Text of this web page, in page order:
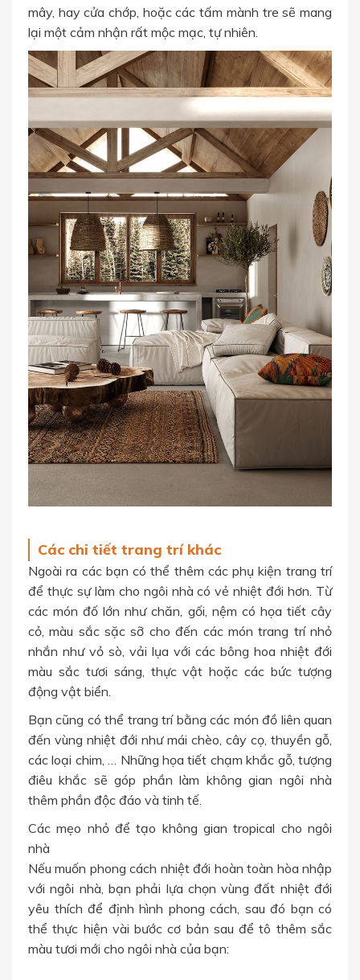
mây, hay cửa chớp, hoặc các tấm mành tre sẽ mang
lại một cảm nhận rất mộc mạc, tự nhiên.
Các chi tiết trang trí khác
Ngoài ra các bạn có thể thêm các phụ kiện trang trí
để thực sự làm cho ngôi nhà có vẻ nhiệt đới hơn. Từ
các món đố lớn như chăn, gối, nệm có họa tiết cây
cỏ, màu sắc sặc sỡ cho đến các món trang trí nhỏ
nhắn như vỏ sò, vải lụa với các bông hoa nhiệt đới
màu sắc tươi sáng, thực vật hoặc các bức tượng
động vật biển.
Bạn cũng có thể trang trí bằng các món đồ liên quan
đến vùng nhiệt đới như mái chèo, cây cọ, thuyền gỗ,
các loại chim, … Những họa tiết chạm khắc gỗ, tượng
điêu khắc sẽ góp phần làm không gian ngôi nhà
thêm phần độc đáo và tinh tế.
Các mẹo nhỏ để tạo không gian tropical cho ngôi
nhà
Nếu muốn phong cách nhiệt đới hoàn toàn hòa nhập
với ngôi nhà, bạn phải lựa chọn vùng đất nhiệt đới
yêu thích để định hình phong cách, sau đó bạn có
thể thực hiện vài bước cơ bản sau để tô thêm sắc
màu tươi mới cho ngôi nhà của bạn: